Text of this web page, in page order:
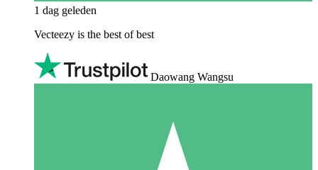
1 dag geleden
Vecteezy is the best of best
Daowang Wangsu